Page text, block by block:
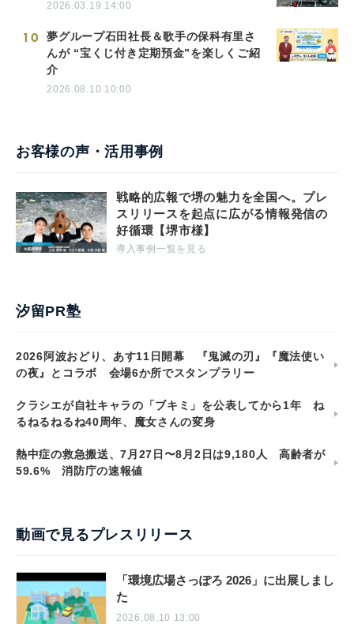
2026.03.19 14:00
10
夢グループ石田社長＆歌手の保科有里さ
んが “宝くじ付き定期預金”を楽しくご紹
介
2026.08.10 10:00
お客様の声・活用事例
戦略的広報で堺の魅力を全国へ。プレ
スリリースを起点に広がる情報発信の
好循環【堺市様】
導入事例一覧を見る
汐留PR塾
2026阿波おどり、あす11日開幕 『鬼滅の刃』『魔法使い
の夜』とコラボ 会場6か所でスタンプラリー
クラシエが自社キャラの「ブキミ」を公表してから1年 ね
るねるねるね40周年、魔女さんの変身
熱中症の救急搬送、7月27日〜8月2日は9,180人 高齢者が
59.6% 消防庁の速報値
動画で見るプレスリリース
「環境広場さっぽろ 2026」に出展しまし
た
2026.08.10 13:00